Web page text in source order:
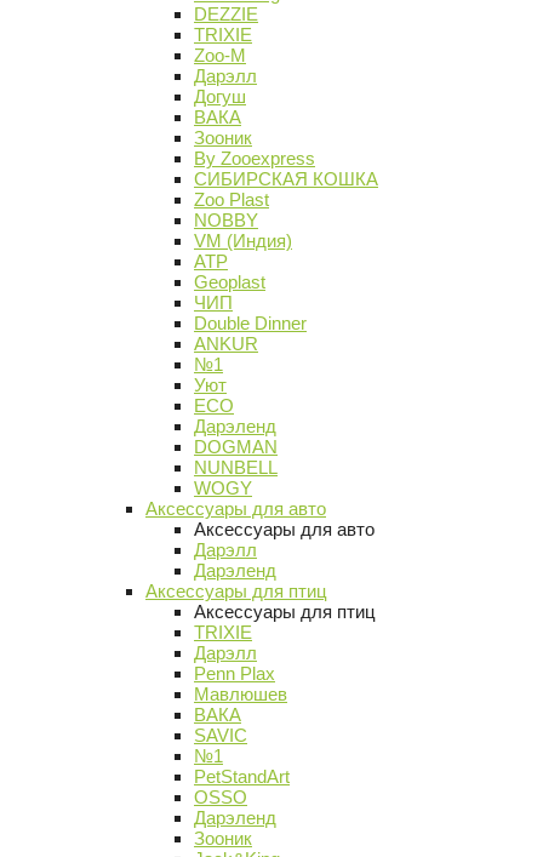
DEZZIE
TRIXIE
Zoo-M
Дарэлл
Догуш
ВАКА
Зооник
By Zooexpress
СИБИРСКАЯ КОШКА
Zoo Plast
NOBBY
VM (Индия)
АТР
Geoplast
ЧИП
Double Dinner
ANKUR
№1
Уют
ECO
Дарэленд
DOGMAN
NUNBELL
WOGY
Аксессуары для авто
Аксессуары для авто
Дарэлл
Дарэленд
Аксессуары для птиц
Аксессуары для птиц
TRIXIE
Дарэлл
Penn Plax
Мавлюшев
ВАКА
SAVIC
№1
PetStandArt
OSSO
Дарэленд
Зооник